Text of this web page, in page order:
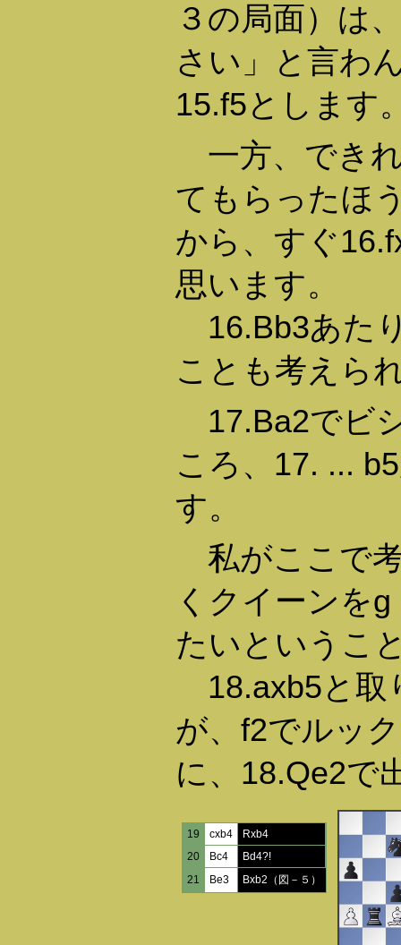
３の局面）は
さい」と言わ
15.f5とします
一方、でき
てもらったほ
から、すぐ
思います。
16.Bb3あた
ことも考えら
17.Ba2でビ
ころ、17. ...
す。
私がここで
くクイーンを
たいというこ
18.axb5と取
が、f2でルッ
に、18.Qe2で
19 cxb4
Rxb4
20
Bc4
Bd4?!
21
Be3 Bxb2（図－５）